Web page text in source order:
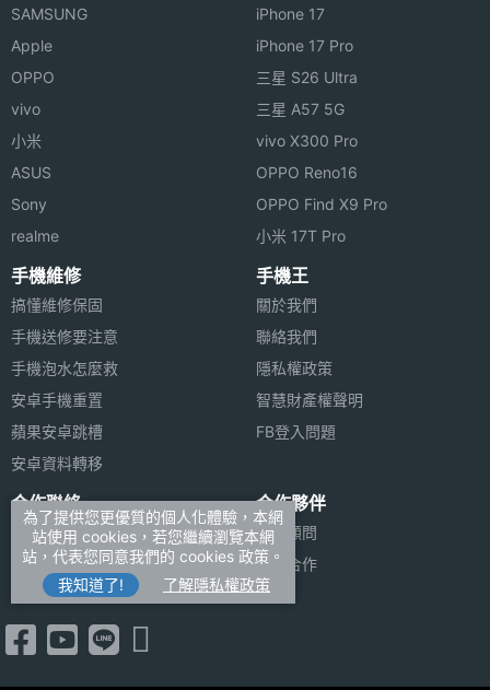
SAMSUNG
Apple
OPPO
vivo
小米
ASUS
Sony
realme
iPhone 17
iPhone 17 Pro
三星 S26 Ultra
三星 A57 5G
vivo X300 Pro
OPPO Reno16
OPPO Find X9 Pro
小米 17T Pro
手機維修
搞懂維修保固
手機送修要注意
手機泡水怎麼救
安卓手機重置
蘋果安卓跳槽
安卓資料轉移
手機王
關於我們
聯絡我們
隱私權政策
智慧財產權聲明
FB登入問題
合作聯絡
廣告刊登
加入商店報價
新聞聯絡
合作夥伴
法律顧問
媒體合作
為了提供您更優質的個人化體驗，本網
站使用 cookies，若您繼續瀏覽本網
站，代表您同意我們的 cookies 政策。
我知道了!
了解隱私權政策